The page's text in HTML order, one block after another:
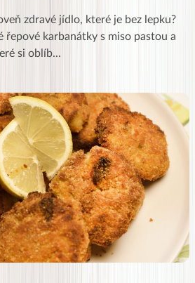
zdravé jídlo, které je bez lepku?
řepové karbanátky s miso pastou a
si oblíb...